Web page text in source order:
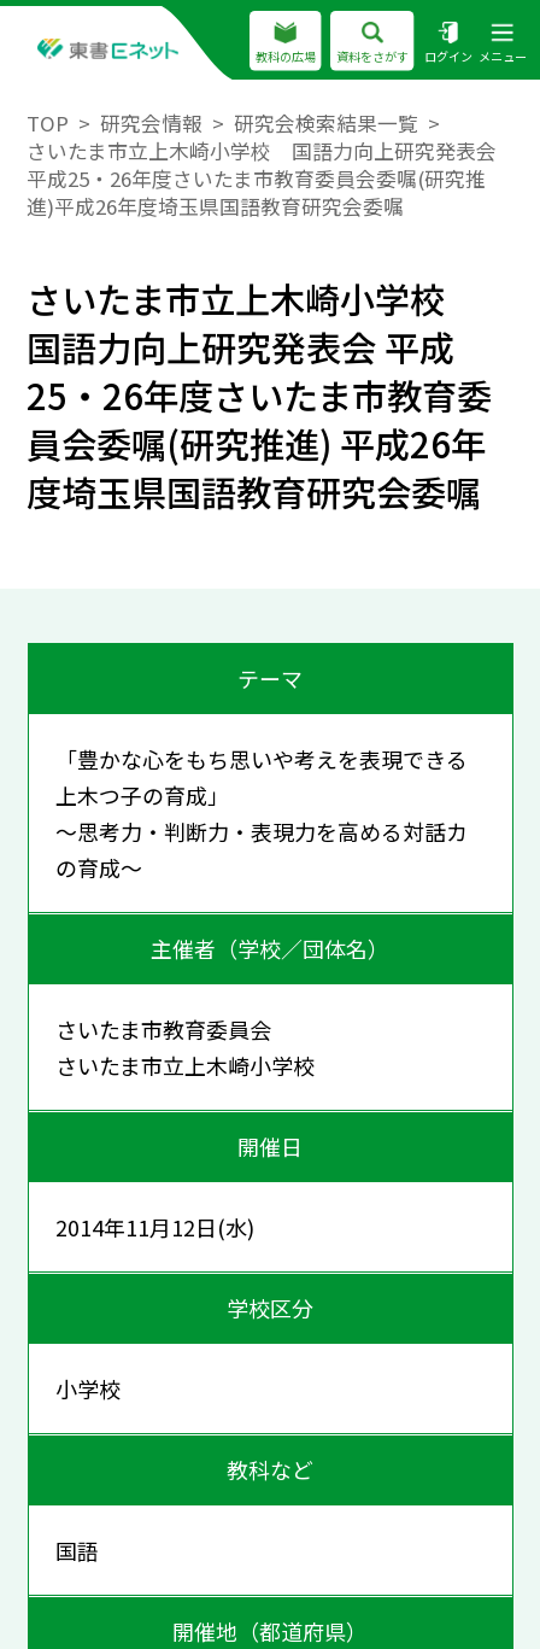
教科の広場 資料をさがす ログイン メニュー
TOP 研究会情報
研究会検索結果一覧
さいたま市立上木崎小学校 国語力向上研究発表会
平成25・26年度さいたま市教育委員会委嘱(研究推
進)平成26年度埼玉県国語教育研究会委嘱
さいたま市立上木崎小学校
国語力向上研究発表会 平成
25・26年度さいたま市教育委
員会委嘱(研究推進) 平成26年
度埼玉県国語教育研究会委嘱
テーマ
「豊かな心をもち思いや考えを表現できる
上木つ子の育成」
～思考力・判断力・表現力を高める対話カ
の育成～
主催者（学校／団体名）
さいたま市教育委員会
さいたま市立上木崎小学校
開催日
2014年11月12日(水)
学校区分
小学校
教科など
国語
開催地（都道府県）